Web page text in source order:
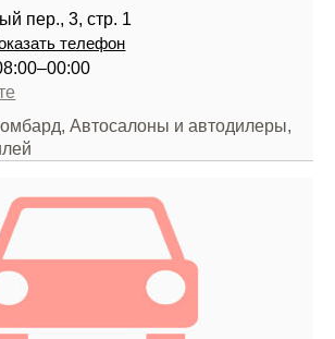
пер., 3, стр. 1
телефон
Автосалоны и автодилеры,